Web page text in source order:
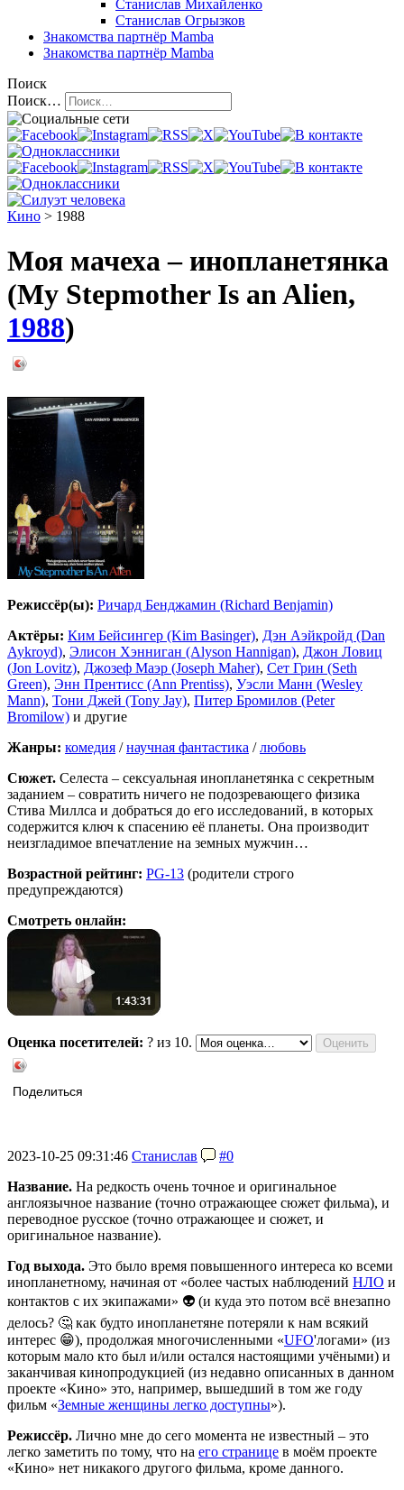
Станислав Михайленко
Станислав Огрызков
Знакомства партнёр Mamba
Знакомства партнёр Mamba
Поиск
Поиск…
Кино > 1988
Моя мачеха – инопланетянка
(My Stepmother Is an Alien,
1988)
Режиссёр(ы): Ричард Бенджамин (Richard Benjamin)
Актёры: Ким Бейсингер (Kim Basinger), Дэн Аэйкройд (Dan
Aykroyd), Элисон Хэнниган (Alyson Hannigan), Джон Ловиц
(Jon Lovitz), Джозеф Маэр (Joseph Maher), Сет Грин (Seth
Green), Энн Прентисс (Ann Prentiss), Уэсли Манн (Wesley
Mann), Тони Джей (Tony Jay), Питер Бромилов (Peter
Bromilow) и другие
Жанры: комедия /научная фантастика /любовь
Сюжет. Селеста – сексуальная инопланетянка с секретным
заданием – совратить ничего не подозревающего физика
Стива Миллса и добраться до его исследований, в которых
содержится ключ к спасению её планеты. Она производит
неизгладимое впечатление на земных мужчин…
Возрастной рейтинг: PG-13 (родители строго
предупреждаются)
Смотреть онлайн:
Оценка посетителей: ? из 10.
Поделиться
2023-10-25 09:31:46 Станислав
#0
Название. На редкость очень точное и оригинальное
англоязычное название (точно отражающее сюжет фильма), и
переводное русское (точно отражающее и сюжет, и
оригинальное название).
Год выхода. Это было время повышенного интереса ко всеми
инопланетному, начиная от «более частых наблюдений НЛО и
контактов с их экипажами» 👽 (и куда это потом всё внезапно
делось? 🤔 как будто инопланетяне потеряли к нам всякий
интерес 😁), продолжая многочисленными «UFO'логами» (из
которым мало кто был и/или остался настоящими учёными) и
заканчивая кинопродукцией (из недавно описанных в данном
проекте «Кино» это, например, вышедший в том же году
фильм «Земные женщины легко доступны»).
Режиссёр. Лично мне до сего момента не известный – это
легко заметить по тому, что на его странице в моём проекте
«Кино» нет никакого другого фильма, кроме данного.